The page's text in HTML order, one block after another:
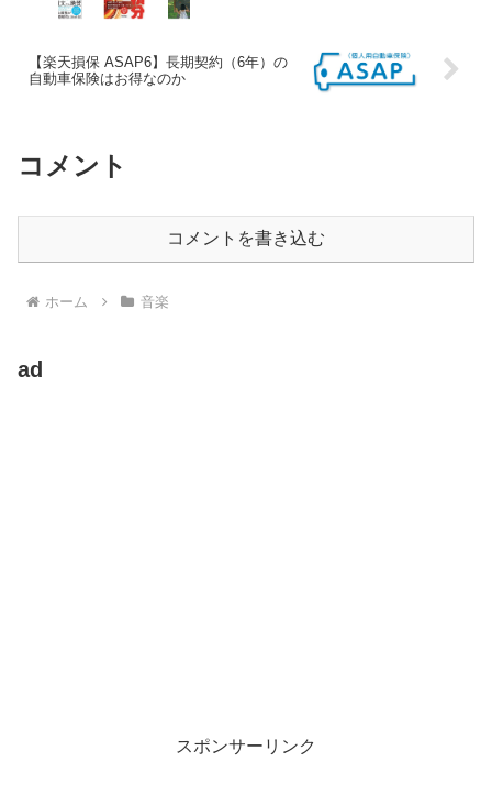
【楽天損保 ASAP6】長期契約（6年）の
自動車保険はお得なのか
コメント
コメントを書き込む
ホーム 音楽
ad
スポンサーリンク